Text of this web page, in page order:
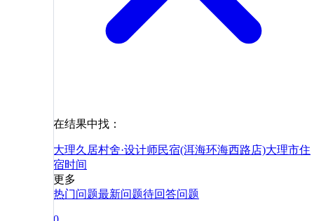
在结果中找：
大理久居村舍·设计师民宿(洱海环海西路店)大理市住
宿时间
更多
热门问题最新问题待回答问题